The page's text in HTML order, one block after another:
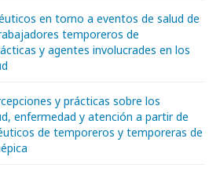
en torno a eventos de salud de
temporeros de
y agentes involucrades en los
y prácticas sobre los
enfermedad y atención a partir de
de temporeros y temporeras de